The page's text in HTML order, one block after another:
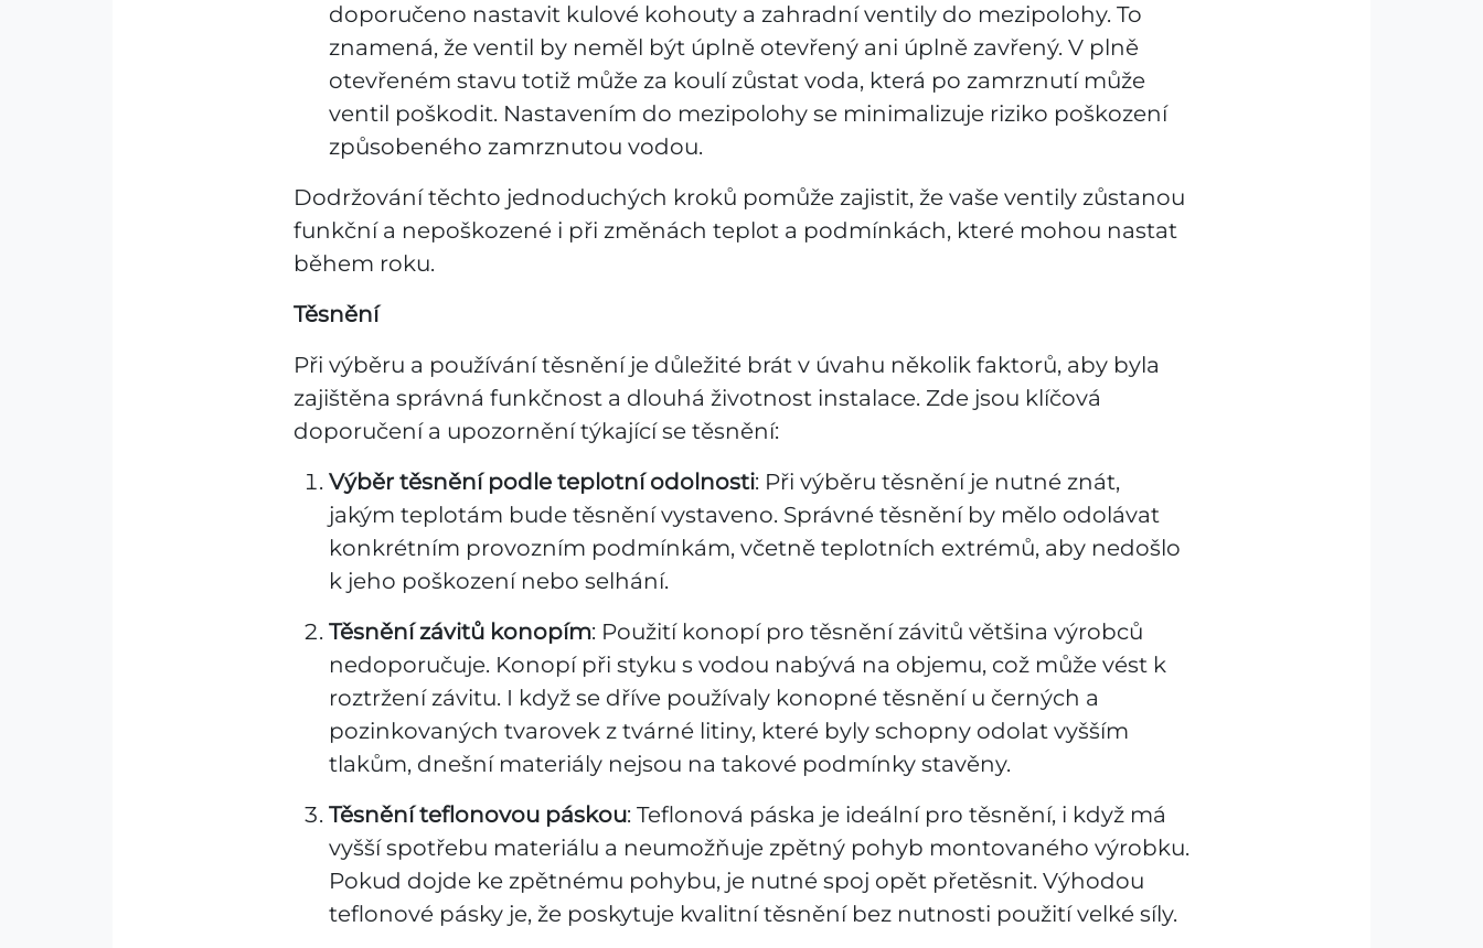
doporučeno nastavit kulové kohouty a zahradní ventily do mezipolohy. To
znamená, že ventil by neměl být úplně otevřený ani úplně zavřený. V plně
otevřeném stavu totiž může za koulí zůstat voda, která po zamrznutí může
ventil poškodit. Nastavením do mezipolohy se minimalizuje riziko poškození
způsobeného zamrznutou vodou.
Dodržování těchto jednoduchých kroků pomůže zajistit, že vaše ventily zůstanou
funkční a nepoškozené i při změnách teplot a podmínkách, které mohou nastat
během roku.
Těsnění
Při výběru a používání těsnění je důležité brát v úvahu několik faktorů, aby byla
zajištěna správná funkčnost a dlouhá životnost instalace. Zde jsou klíčová
doporučení a upozornění týkající se těsnění:
Výběr těsnění podle teplotní odolnosti: Při výběru těsnění je nutné znát,
jakým teplotám bude těsnění vystaveno. Správné těsnění by mělo odolávat
konkrétním provozním podmínkám, včetně teplotních extrémů, aby nedošlo
k jeho poškození nebo selhání.
Těsnění závitů konopím: Použití konopí pro těsnění závitů většina výrobců
nedoporučuje. Konopí při styku s vodou nabývá na objemu, což může vést k
roztržení závitu. I když se dříve používaly konopné těsnění u černých a
pozinkovaných tvarovek z tvárné litiny, které byly schopny odolat vyšším
tlakům, dnešní materiály nejsou na takové podmínky stavěny.
Těsnění teflonovou páskou: Teflonová páska je ideální pro těsnění, i když má
vyšší spotřebu materiálu a neumožňuje zpětný pohyb montovaného výrobku.
Pokud dojde ke zpětnému pohybu, je nutné spoj opět přetěsnit. Výhodou
teflonové pásky je, že poskytuje kvalitní těsnění bez nutnosti použití velké síly.